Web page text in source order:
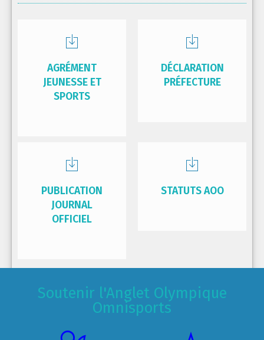
AGRÉMENT
JEUNESSE ET
SPORTS
DÉCLARATION
PRÉFECTURE
PUBLICATION
JOURNAL
OFFICIEL
STATUTS AOO
Soutenir l'Anglet Olympique
Omnisports